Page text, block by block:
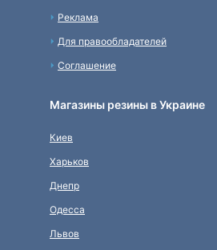
Реклама
Для правообладателей
Соглашение
Магазины резины в Украине
Киев
Харьков
Днепр
Одесса
Львов